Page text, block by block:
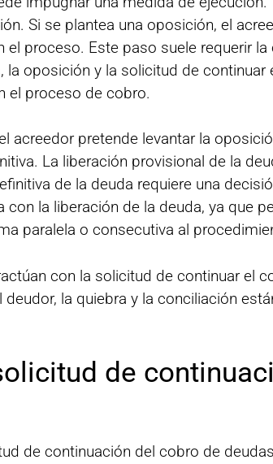
Si se plantea una oposición, el
proceso. Este paso suele requerir
oposición y la solicitud de continuar
el proceso de cobro.
acreedor pretende levantar la
La liberación provisional de la
de la deuda requiere una
la liberación de la deuda, ya que
paralela o consecutiva al
con la solicitud de continuar el
la quiebra y la conciliación
de
de continuación del cobro de